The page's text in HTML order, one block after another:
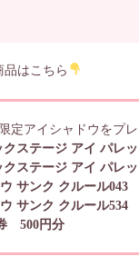
品はこちら
定アイシャドウをプレ
クステージ アイ パレ
クステージ アイ パレッ
サンク クルール043
サンク クルール534
500円分